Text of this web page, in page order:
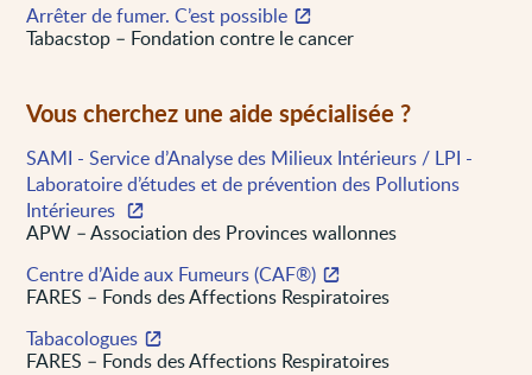
Arrêter de fumer. C’est possible
Tabacstop – Fondation contre le cancer
Vous cherchez une aide spécialisée ?
SAMI - Service d’Analyse des Milieux Intérieurs / LPI -
Laboratoire d’études et de prévention des Pollutions
Intérieures
APW – Association des Provinces wallonnes
Centre d’Aide aux Fumeurs (CAF®)
FARES – Fonds des Affections Respiratoires
Tabacologues
FARES – Fonds des Affections Respiratoires